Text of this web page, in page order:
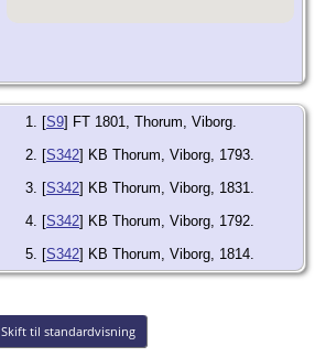
[S9] FT 1801, Thorum, Viborg.
[S342] KB Thorum, Viborg, 1793.
[S342] KB Thorum, Viborg, 1831.
[S342] KB Thorum, Viborg, 1792.
[S342] KB Thorum, Viborg, 1814.
Skift til standardvisning